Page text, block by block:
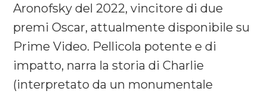
Aronofsky del 2022, vincitore di due
premi Oscar, attualmente disponibile su
Prime Video. Pellicola potente e di
impatto, narra la storia di Charlie
(interpretato da un monumentale